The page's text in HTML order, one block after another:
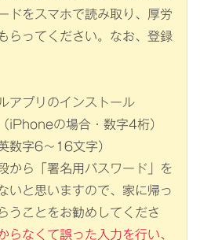
ドをスマホで読み取り、厚労
らってください。なお、登録
アプリのインストール
iPhoneの場合・数字4桁）
数字6～16文字）
から「署名用パスワード」を
いと思いますので、家に帰っ
うことをお勧めしてくださ
らなくて誤った入力を行い、